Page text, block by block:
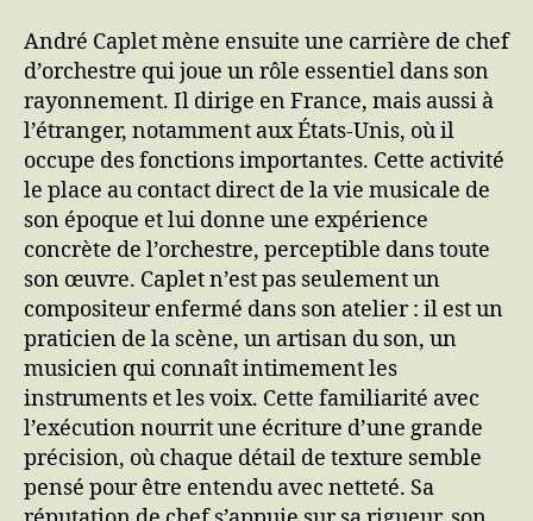
André Caplet mène ensuite une carrière de chef
d’orchestre qui joue un rôle essentiel dans son
rayonnement. Il dirige en France, mais aussi à
l’étranger, notamment aux États-Unis, où il
occupe des fonctions importantes. Cette activité
le place au contact direct de la vie musicale de
son époque et lui donne une expérience
concrète de l’orchestre, perceptible dans toute
son œuvre. Caplet n’est pas seulement un
compositeur enfermé dans son atelier : il est un
praticien de la scène, un artisan du son, un
musicien qui connaît intimement les
instruments et les voix. Cette familiarité avec
l’exécution nourrit une écriture d’une grande
précision, où chaque détail de texture semble
pensé pour être entendu avec netteté. Sa